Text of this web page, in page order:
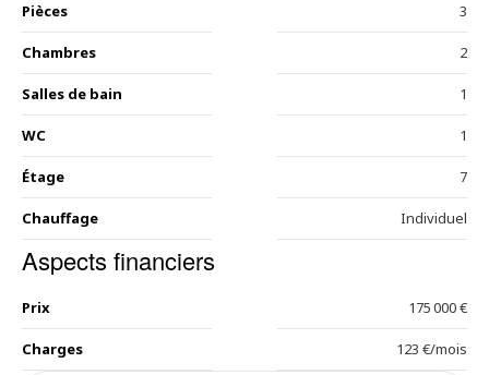
Pièces 3
Chambres 2
Salles de bain 1
WC 1
Étage 7
Chauffage Individuel
Aspects financiers
Prix 175 000 €
Charges 123 €/mois